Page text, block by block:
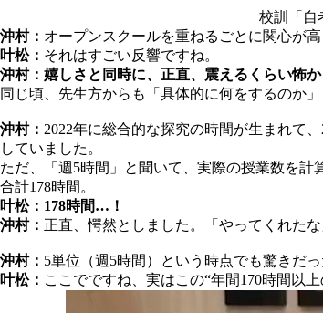
校訓「自
沖村： オープンスクールを重ねるごとに関心が高
叶松： それはすごい反響ですね。
沖村：嬉しさと同時に、正直、震えるくらい怖か
同じ頃、先生方からも「具体的に何をするのか
沖村： 2022年に総合的な探究の時間が生まれて
していました。
ただ、「週5時間」と聞いて、実際の授業数を計
合計178時間。
叶松：178時間…！
沖村： 正直、愕然としました。「やってくれた
沖村： 5単位（週5時間）という時点でも驚きだ
叶松： ここでですね、実はこの“年間170時間以